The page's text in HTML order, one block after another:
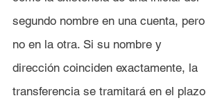
segundo nombre en una cuenta, pero
no en la otra. Si su nombre y
dirección coinciden exactamente, la
transferencia se tramitará en el plazo